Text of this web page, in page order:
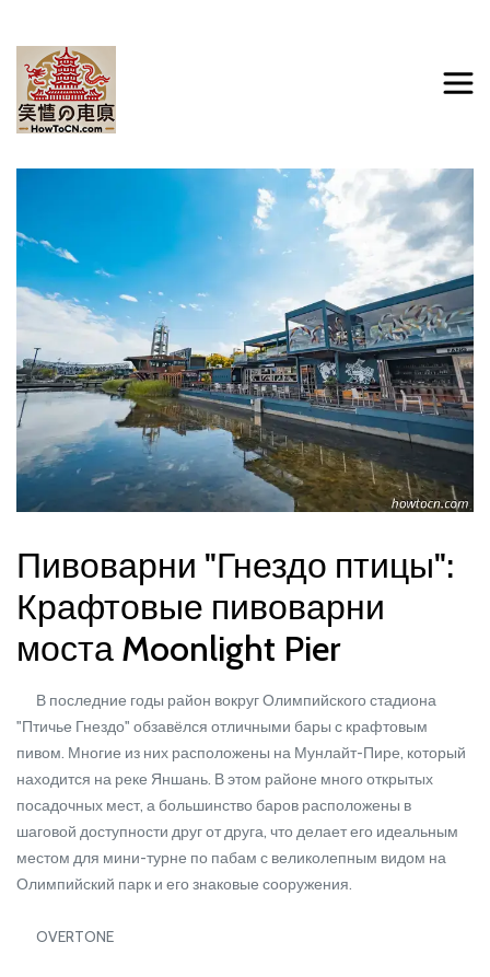
Пивоварни "Гнездо птицы":
Крафтовые пивоварни
моста Moonlight Pier
В последние годы район вокруг Олимпийского стадиона
"Птичье Гнездо" обзавёлся отличными бары с крафтовым
пивом. Многие из них расположены на Мунлайт-Пире, который
находится на реке Яншань. В этом районе много открытых
посадочных мест, а большинство баров расположены в
шаговой доступности друг от друга, что делает его идеальным
местом для мини-турне по пабам с великолепным видом на
Олимпийский парк и его знаковые сооружения.
OVERTONE